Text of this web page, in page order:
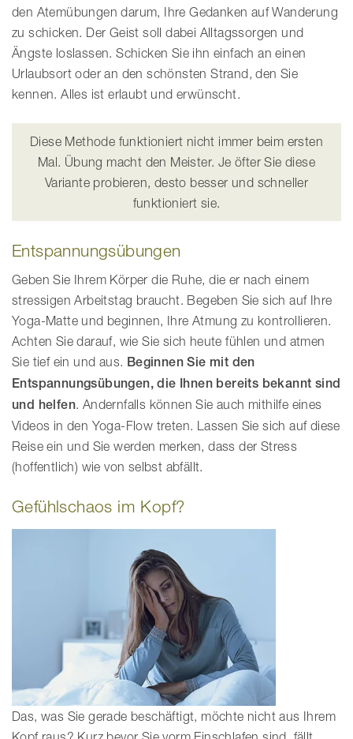
den Atemübungen darum, Ihre Gedanken auf Wanderung
zu schicken. Der Geist soll dabei Alltagssorgen und
Ängste loslassen. Schicken Sie ihn einfach an einen
Urlaubsort oder an den schönsten Strand, den Sie
kennen. Alles ist erlaubt und erwünscht.
Diese Methode funktioniert nicht immer beim ersten
Mal. Übung macht den Meister. Je öfter Sie diese
Variante probieren, desto besser und schneller
funktioniert sie.
Entspannungsübungen
Geben Sie Ihrem Körper die Ruhe, die er nach einem
stressigen Arbeitstag braucht. Begeben Sie sich auf Ihre
Yoga-Matte und beginnen, Ihre Atmung zu kontrollieren.
Achten Sie darauf, wie Sie sich heute fühlen und atmen
Sie tief ein und aus. Beginnen Sie mit den
Entspannungsübungen, die Ihnen bereits bekannt sind
und helfen. Andernfalls können Sie auch mithilfe eines
Videos in den Yoga-Flow treten. Lassen Sie sich auf diese
Reise ein und Sie werden merken, dass der Stress
(hoffentlich) wie von selbst abfällt.
Gefühlschaos im Kopf?
Das, was Sie gerade beschäftigt, möchte nicht aus Ihrem